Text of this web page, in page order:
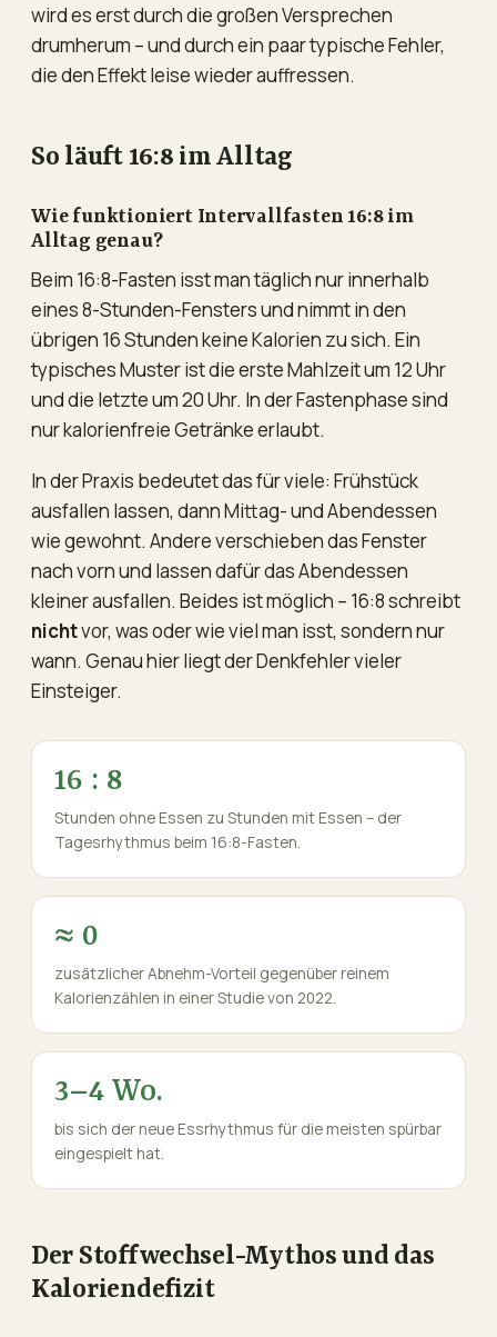
wird es erst durch die großen Versprechen
drumherum – und durch ein paar typische Fehler,
die den Effekt leise wieder auffressen.
So läuft 16:8 im Alltag
Wie funktioniert Intervallfasten 16:8 im
Alltag genau?
Beim 16:8-Fasten isst man täglich nur innerhalb
eines 8-Stunden-Fensters und nimmt in den
übrigen 16 Stunden keine Kalorien zu sich. Ein
typisches Muster ist die erste Mahlzeit um 12 Uhr
und die letzte um 20 Uhr. In der Fastenphase sind
nur kalorienfreie Getränke erlaubt.
In der Praxis bedeutet das für viele: Frühstück
ausfallen lassen, dann Mittag- und Abendessen
wie gewohnt. Andere verschieben das Fenster
nach vorn und lassen dafür das Abendessen
kleiner ausfallen. Beides ist möglich – 16:8 schreibt
nichtvor, was oder wie viel man isst, sondern nur
wann. Genau hier liegt der Denkfehler vieler
Einsteiger.
16 : 8
Stunden ohne Essen zu Stunden mit Essen – der
Tagesrhythmus beim 16:8-Fasten.
≈ 0
zusätzlicher Abnehm-Vorteil gegenüber reinem
Kalorienzählen in einer Studie von 2022.
3–4 Wo.
bis sich der neue Essrhythmus für die meisten spürbar
eingespielt hat.
Der Stoffwechsel-Mythos und das
Kaloriendefizit